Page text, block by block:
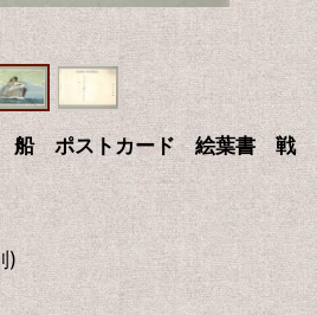
船 ポストカード 絵葉書 戦
)